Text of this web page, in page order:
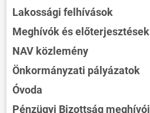
Lakossági felhívások
Meghívók és előterjesztések
NAV közlemény
Önkormányzati pályázatok
Óvoda
Pénzügyi Bizottság meghívói